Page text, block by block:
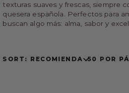
texturas suaves y frescas, siempre
quesera española. Perfectos para
buscan algo más: alma, sabor y
SORT: RECOMIENDA 50 POR